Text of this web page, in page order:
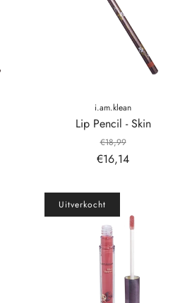
i.am.klean
Lip Pencil - Skin
€18,99
€16,14
Uitverkocht